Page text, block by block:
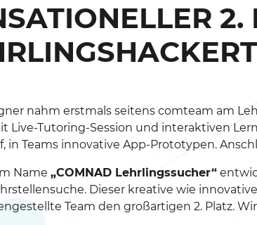
nahm erstmals seitens comteam am
Live-Tutoring-Session und interaktiven
in Teams innovative App-Prototypen.
Name „COMNAD Lehrlingssucher“
Dieser kreative wie
Team den großartigen 2. Platz.